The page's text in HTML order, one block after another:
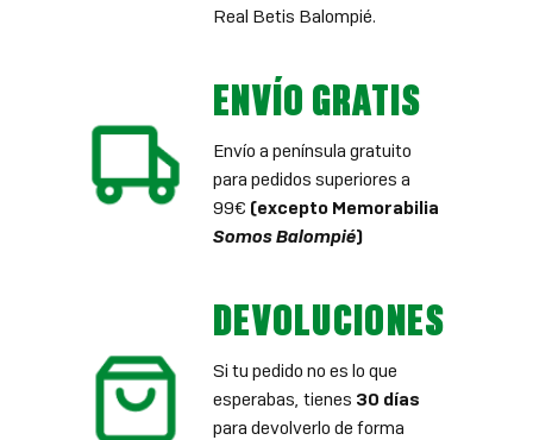
Real Betis Balompié.
ENVÍO GRATIS
Envío a península gratuito
para pedidos superiores a
99€ (excepto Memorabilia
Somos Balompié)
DEVOLUCIONES
Si tu pedido no es lo que
esperabas, tienes 30 días
para devolverlo de forma